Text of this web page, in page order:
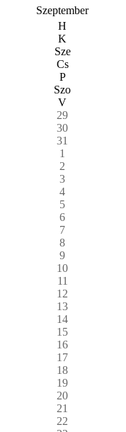
Szeptember
H
K
Sze
Cs
P
Szo
V
29
30
31
1
2
3
4
5
6
7
8
9
10
11
12
13
14
15
16
17
18
19
20
21
22